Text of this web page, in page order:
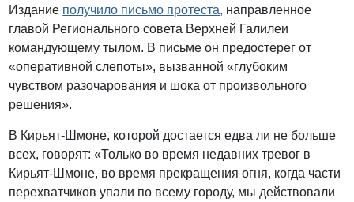
Издание получило письмо протеста, направленное
главой Регионального совета Верхней Галилеи
командующему тылом. В письме он предостерег от
«оперативной слепоты», вызванной «глубоким
чувством разочарования и шока от произвольного
решения».
В Кирьят-Шмоне, которой достается едва ли не больше
всех, говорят: «Только во время недавних тревог в
Кирьят-Шмоне, во время прекращения огня, когда части
перехватчиков упали по всему городу, мы действовали